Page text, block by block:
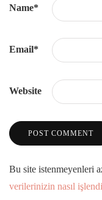
Name*
Email*
Website
Bu site istenmeyenleri
verilerinizin nasıl